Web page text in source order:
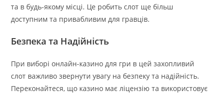
та в будь-якому місці. Це робить слот ще більш
доступним та привабливим для гравців.
Безпека та Надійність
При виборі онлайн-казино для гри в цей захопливий
слот важливо звернути увагу на безпеку та надійність.
Переконайтеся, що казино має ліцензію та використовує